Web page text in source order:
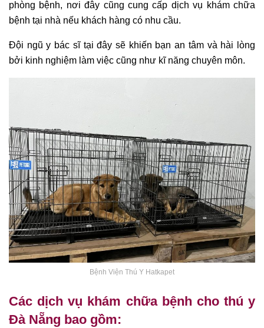
phòng bệnh, nơi đây cũng cung cấp dịch vụ khám chữa
bệnh tại nhà nếu khách hàng có nhu cầu.
Đội ngũ y bác sĩ tại đây sẽ khiến bạn an tâm và hài lòng
bởi kinh nghiệm làm việc cũng như kĩ năng chuyên môn.
Bệnh Viện Thú Y Hatkapet
Các dịch vụ khám chữa bệnh cho thú y
Đà Nẵng bao gồm: